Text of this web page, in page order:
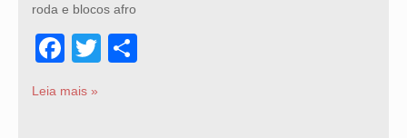
roda e blocos afro
Facebook
Twitter
Leia mais »